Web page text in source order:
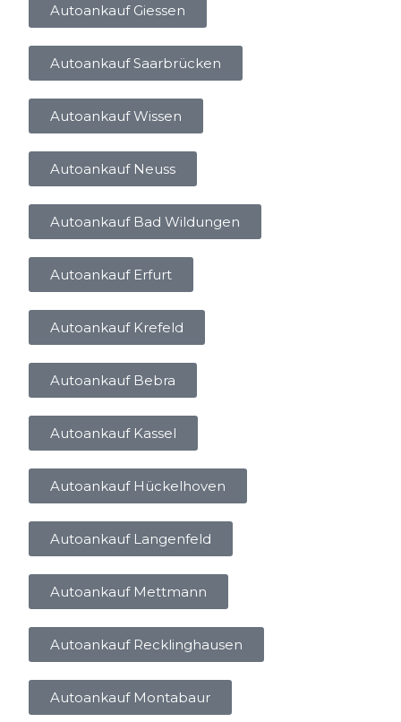
Autoankauf Giessen
Autoankauf Saarbrücken
Autoankauf Wissen
Autoankauf Neuss
Autoankauf Bad Wildungen
Autoankauf Erfurt
Autoankauf Krefeld
Autoankauf Bebra
Autoankauf Kassel
Autoankauf Hückelhoven
Autoankauf Langenfeld
Autoankauf Mettmann
Autoankauf Recklinghausen
Autoankauf Montabaur